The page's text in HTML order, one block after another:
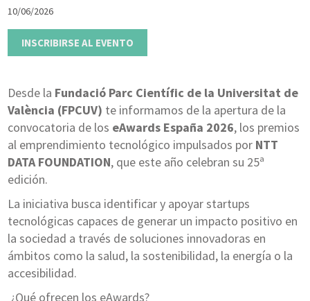
10/06/2026
INSCRIBIRSE AL EVENTO
Desde la Fundació Parc Científic de la Universitat de
València (FPCUV) te informamos de la apertura de la
convocatoria de los eAwards España 2026, los premios
al emprendimiento tecnológico impulsados por NTT
DATA FOUNDATION, que este año celebran su 25ª
edición.
La iniciativa busca identificar y apoyar startups
tecnológicas capaces de generar un impacto positivo en
la sociedad a través de soluciones innovadoras en
ámbitos como la salud, la sostenibilidad, la energía o la
accesibilidad.
¿Qué ofrecen los eAwards?